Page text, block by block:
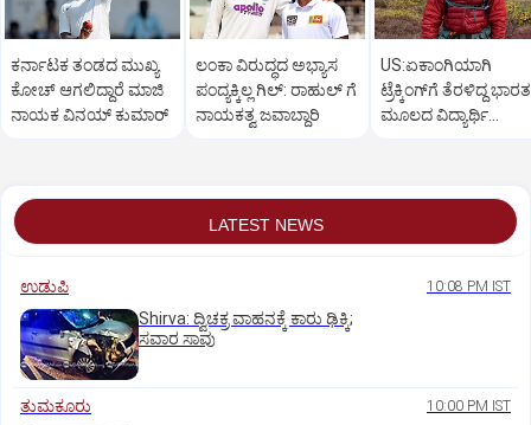
ಕರ್ನಾಟಕ ತಂಡದ ಮುಖ್ಯ
ಕೋಚ್‌ ಆಗಲಿದ್ದಾರೆ ಮಾಜಿ
ನಾಯಕ ವಿನಯ್‌ ಕುಮಾರ್
ಲಂಕಾ ವಿರುದ್ಧದ ಅಭ್ಯಾಸ
ಪಂದ್ಯಕ್ಕಿಲ್ಲ ಗಿಲ್:‌ ರಾಹುಲ್‌ ಗೆ
ನಾಯಕತ್ವ ಜವಾಬ್ದಾರಿ
US:ಏಕಾಂಗಿಯಾಗಿ
ಟ್ರೆಕ್ಕಿಂಗ್‌ಗೆ ತೆರಳಿದ್ದ ಭಾರತ
ಮೂಲದ ವಿದ್ಯಾರ್ಥಿ
LATEST NEWS
ಉಡುಪಿ 10:08 PM IST
Shirva: ದ್ವಿಚಕ್ರ ವಾಹನಕ್ಕೆ ಕಾರು ಢಿಕ್ಕಿ;
ಸವಾರ ಸಾವು
ತುಮಕೂರು 10:00 PM IST